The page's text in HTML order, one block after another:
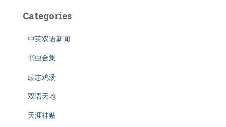
Categories
中英双语新闻
书虫合集
励志鸡汤
双语天地
天涯神贴